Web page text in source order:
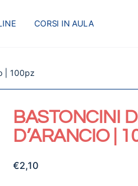
CORSI IN AULA
| 100pz
BASTONCINI
D’ARANCIO |
€2,10